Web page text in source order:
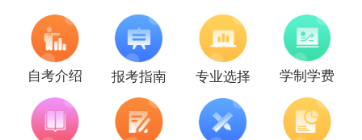
自考介绍 报考指南 专业选择 学制学费